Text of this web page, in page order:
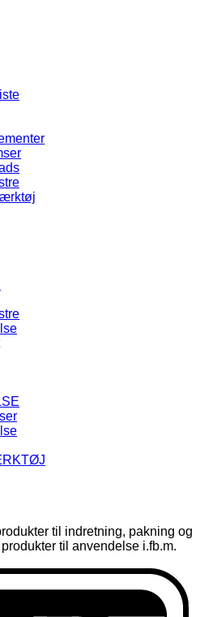
til indretning, pakning og
til anvendelse i.fb.m.